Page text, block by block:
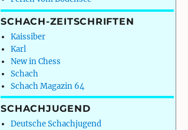
SCHACH-ZEITSCHRIFTEN
Kaissiber
Karl
New in Chess
Schach
Schach Magazin 64
SCHACHJUGEND
Deutsche Schachjugend